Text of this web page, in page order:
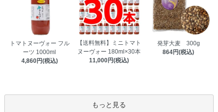
トマトヌーヴォー フル
ーツ 1000ml
4,860円(税込)
【送料無料】ミニトマト
ヌーヴォー 180ml×30本
11,000円(税込)
発芽大麦 300g
864円(税込)
もっと見る